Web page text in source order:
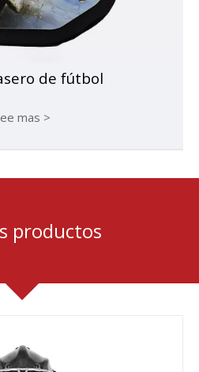
de fútbol
mas >
productos